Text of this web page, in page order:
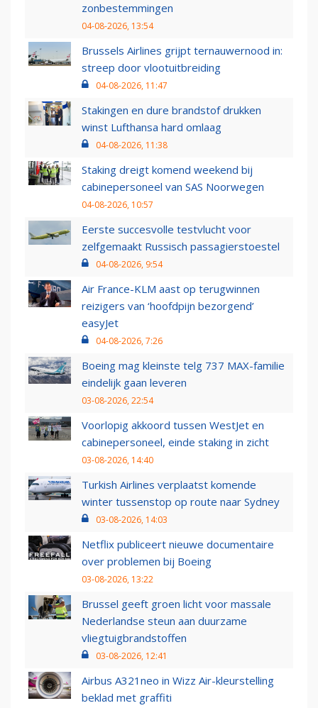
zonbestemmingen
04-08-2026, 13:54
Brussels Airlines grijpt ternauwernood in:
streep door vlootuitbreiding
04-08-2026, 11:47
Stakingen en dure brandstof drukken
winst Lufthansa hard omlaag
04-08-2026, 11:38
Staking dreigt komend weekend bij
cabinepersoneel van SAS Noorwegen
04-08-2026, 10:57
Eerste succesvolle testvlucht voor
zelfgemaakt Russisch passagierstoestel
04-08-2026, 9:54
Air France-KLM aast op terugwinnen
reizigers van ‘hoofdpijn bezorgend’
easyJet
04-08-2026, 7:26
Boeing mag kleinste telg 737 MAX-familie
eindelijk gaan leveren
03-08-2026, 22:54
Voorlopig akkoord tussen WestJet en
cabinepersoneel, einde staking in zicht
03-08-2026, 14:40
Turkish Airlines verplaatst komende
winter tussenstop op route naar Sydney
03-08-2026, 14:03
Netflix publiceert nieuwe documentaire
over problemen bij Boeing
03-08-2026, 13:22
Brussel geeft groen licht voor massale
Nederlandse steun aan duurzame
vliegtuigbrandstoffen
03-08-2026, 12:41
Airbus A321neo in Wizz Air-kleurstelling
beklad met graffiti